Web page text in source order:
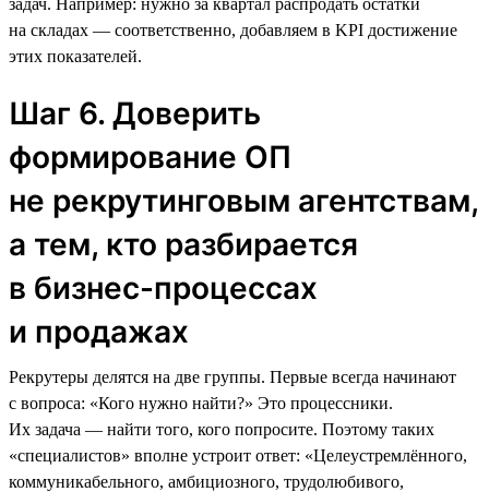
на складах — соответственно, добавляем в KPI достижение
этих показателей.
Шаг 6. Доверить
формирование ОП
не рекрутинговым агентствам,
а тем, кто разбирается
в бизнес-процессах
и продажах
Рекрутеры делятся на две группы. Первые всегда начинают
с вопроса: «Кого нужно найти?» Это процессники.
Их задача — найти того, кого попросите. Поэтому таких
«специалистов» вполне устроит ответ: «Целеустремлённого,
коммуникабельного, амбициозного, трудолюбивого,